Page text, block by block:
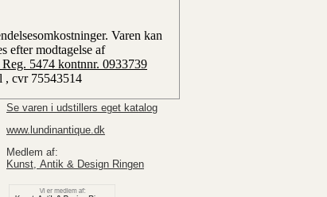
Varen kan
efter modtagelse af
Reg. 5474 kontnnr. 0933739
, cvr 75543514
Se varen i udstillers eget katalog
www.lundinantique.dk
Medlem af:
Kunst, Antik & Design Ringen